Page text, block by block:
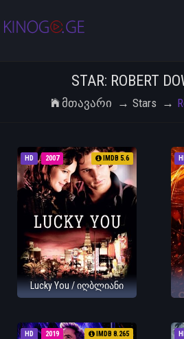
STAR: ROBERT
Მთავარი Stars
HD 2007 IMDB 5.6
Lucky You / იღბლიანი
HD 2019 IMDB 8.265